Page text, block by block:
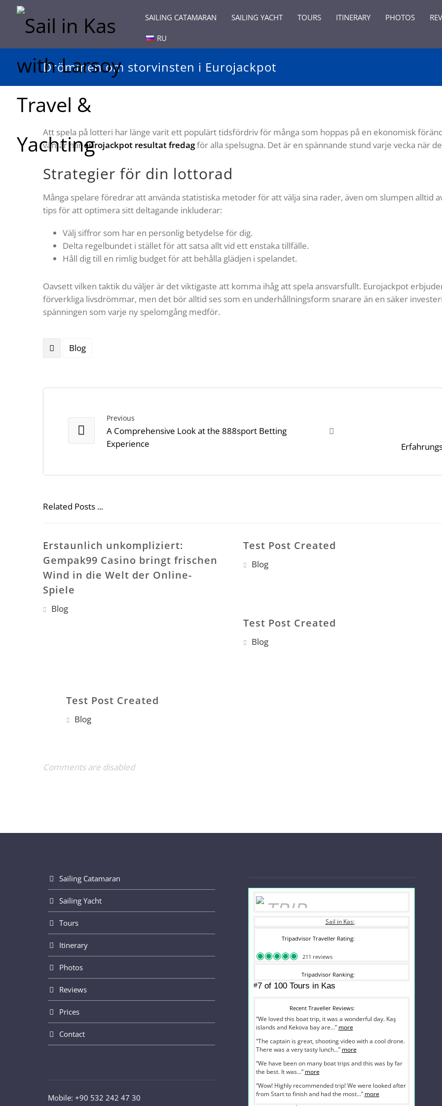
SAILING CATAMARAN SAILING YACHT TOURS ITINERARY PHOTOS
RU
Drömmen om storvinsten i Eurojackpot
Att spela på lotteri har länge varit ett populärt tidsfördriv för många som hoppas på en ekonomisk
väntar häreurojackpot resultat fredagför alla spelsugna. Det är en spännande stund varje vecka när
Strategier för din lottorad
Många spelare föredrar att använda statistiska metoder för att välja sina rader, även om slumpen alltid
tips för att optimera sitt deltagande inkluderar:
Välj siffror som har en personlig betydelse för dig.
Delta regelbundet i stället för att satsa allt vid ett enstaka tillfälle.
Håll dig till en rimlig budget för att behålla glädjen i spelandet.
Oavsett vilken taktik du väljer är det viktigaste att komma ihåg att spela ansvarsfullt. Eurojackpot
förverkliga livsdrömmar, men det bör alltid ses som en underhållningsform snarare än en säker
spänningen som varje ny spelomgång medför.
Blog
Previous
A Comprehensive Look at the 888sport Betting
Experience
Related Posts ...
Erstaunlich unkompliziert:
Gempak99 Casino bringt frischen
Wind in die Welt der Online-
Spiele
Blog
Test Post Created
Blog
Test Post Created
Blog
Test Post Created
Blog
Comments are disabled
Sailing Catamaran
Sailing Yacht
Tours
Itinerary
Photos
Reviews
Prices
Contact
Mobile: +90 532 242 47 30
Sail in Kas
Tripadvisor Traveller Rating
211 reviews
Tripadvisor Ranking
#7 of 100 Tours in Kas
Recent Traveller Reviews
“We loved this boat trip, it was a wonderful day. Kaş
islands and Kekova bay are...” more
“The captain is great, shooting video with a cool drone.
There was a very tasty lunch...” more
“We have been on many boat trips and this was by far
the best. It was...” more
“Wow! Highly recommended trip! We were looked after
from Start to finish and had the most...” more